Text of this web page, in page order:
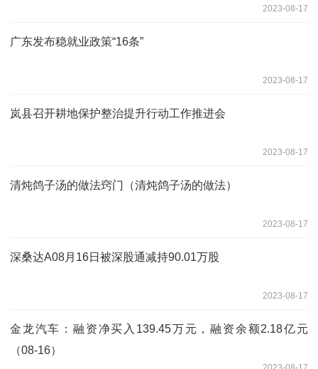
2023-08-17
广东发布稳就业政策“16条”
2023-08-17
岚县召开耕地保护整治提升行动工作推进会
2023-08-17
清炖鸽子汤的做法窍门（清炖鸽子汤的做法）
2023-08-17
深桑达A08月16日被深股通减持90.01万股
2023-08-17
金龙汽车：融资净买入139.45万元，融资余额2.18亿元
（08-16）